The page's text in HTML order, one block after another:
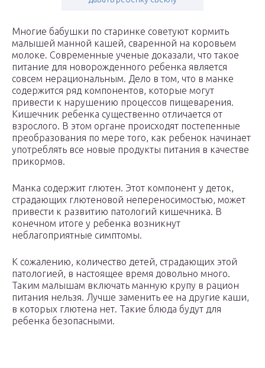
Многие бабушки по старинке советуют кормить
малышей манной кашей, сваренной на коровьем
молоке. Современные ученые доказали, что такое
питание для новорожденного ребенка является
совсем нерациональным. Дело в том, что в манке
содержится ряд компонентов, которые могут
привести к нарушению процессов пищеварения.
Кишечник ребенка существенно отличается от
взрослого. В этом органе происходят постепенные
преобразования по мере того, как ребенок начинает
употреблять все новые продукты питания в качестве
прикормов.
Манка содержит глютен. Этот компонент у деток,
страдающих глютеновой непереносимостью, может
привести к развитию патологий кишечника. В
конечном итоге у ребенка возникнут
неблагоприятные симптомы.
К сожалению, количество детей, страдающих этой
патологией, в настоящее время довольно много.
Таким малышам включать манную крупу в рацион
питания нельзя. Лучше заменить ее на другие каши,
в которых глютена нет. Такие блюда будут для
ребенка безопасными.